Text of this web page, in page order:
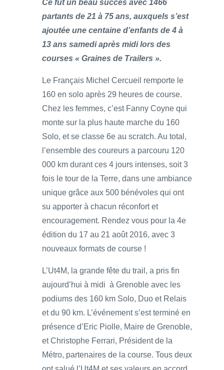
Ce fut un beau succès avec 1466
partants de 21 à 75 ans, auxquels s’est
ajoutée une centaine d’enfants de 4 à
13 ans samedi après midi lors des
courses « Graines de Trailers ».
Le Français Michel Cercueil remporte le
160 en solo après 29 heures de course.
Chez les femmes, c’est Fanny Coyne qui
monte sur la plus haute marche du 160
Solo, et se classe 6e au scratch. Au total,
l’ensemble des coureurs a parcouru 120
000 km durant ces 4 jours intenses, soit 3
fois le tour de la Terre, dans une ambiance
unique grâce aux 500 bénévoles qui ont
su apporter à chacun réconfort et
encouragement. Rendez vous pour la 4e
édition du 17 au 21 août 2016, avec 3
nouveaux formats de course !
L’Ut4M, la grande fête du trail, a pris fin
aujourd’hui à midi à Grenoble avec les
podiums des 160 km Solo, Duo et Relais
et du 90 km. L’événement s’est terminé en
présence d’Eric Piolle, Maire de Grenoble,
et Christophe Ferrari, Président de la
Métro, partenaires de la course. Tous deux